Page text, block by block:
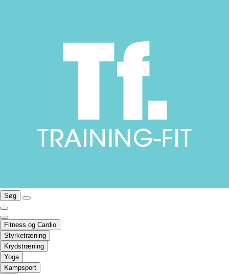
Søg
Fitness og Cardio
Styrketræning
Krydstræning
Yoga
Kampsport